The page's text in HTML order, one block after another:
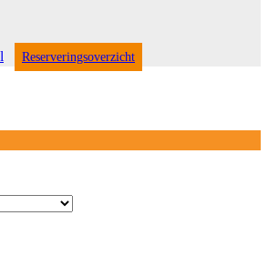
Reserveringsoverzicht
Open
Close